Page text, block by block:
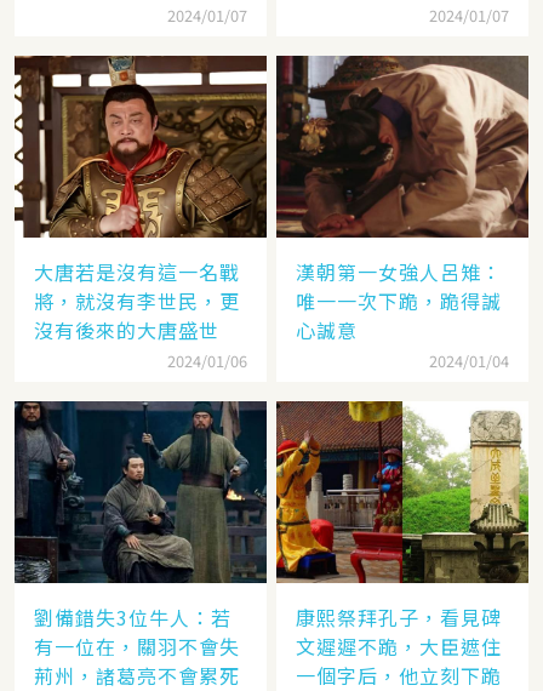
2024/01/07 2024/01/07
大唐若是沒有這一名戰
將，就沒有李世民，更
沒有後來的大唐盛世
2024/01/06
漢朝第一女強人呂雉：
唯一一次下跪，跪得誠
心誠意
2024/01/04
劉備錯失3位牛人：若
有一位在，關羽不會失
荊州，諸葛亮不會累死
康熙祭拜孔子，看見碑
文遲遲不跪，大臣遮住
一個字后，他立刻下跪